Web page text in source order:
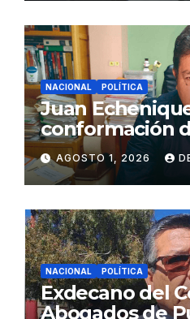
NACIONAL POLÍTICA
Juan
conformación
gabinete
Fujimori
AGOSTO 1, 2026
NACIONAL POLÍTICA
Exdecano del
Abogados de